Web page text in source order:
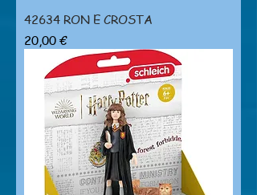
42634 RON E CROSTA
Prezzo
20,00 €